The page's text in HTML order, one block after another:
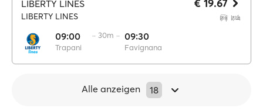
LIBERTY LINES
LIBERTY LINES
09:00
Trapani
·· 30m ·· 09:30
Favignana
€ 19.67
Alle anzeigen 18